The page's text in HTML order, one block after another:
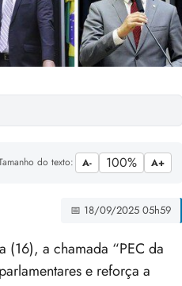
do texto: A- 100% A+
📅 18/09/2025 05h59
(16), a chamada “PEC da
e reforça a